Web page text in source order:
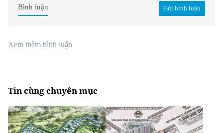
Gửi bình luận
Bình luận
Xem thêm bình luận
Tin cùng chuyên mục